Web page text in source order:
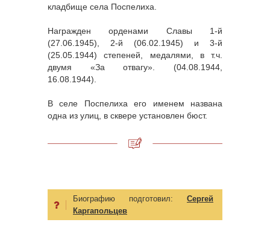
кладбище села Поспелиха.
Награжден орденами Славы 1-й
(27.06.1945), 2-й (06.02.1945) и 3-й
(25.05.1944) степеней, медалями, в т.ч.
двумя «За отвагу». (04.08.1944,
16.08.1944).
В селе Поспелиха его именем названа
одна из улиц, в сквере установлен бюст.
Биографию подготовил: Сергей
Каргапольцев